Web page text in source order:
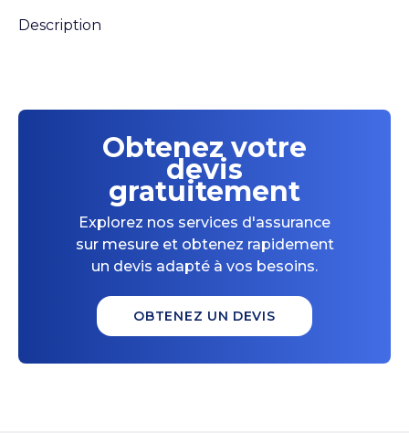
Description
Obtenez votre
devis
gratuitement
Explorez nos services d'assurance
sur mesure et obtenez rapidement
un devis adapté à vos besoins.
OBTENEZ UN DEVIS